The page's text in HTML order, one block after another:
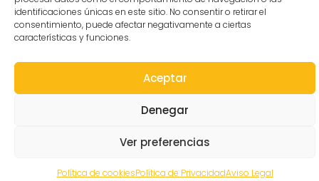
identificaciones únicas en este sitio. No consentir o retirar el
consentimiento, puede afectar negativamente a ciertas
características y funciones.
Aceptar
Denegar
Ver preferencias
Política de cookiesPolítica de PrivacidadAviso Legal
Aviso Legal Política de Privacidad
Política de Cookies
Declaración de AccesibilidadMapa Web